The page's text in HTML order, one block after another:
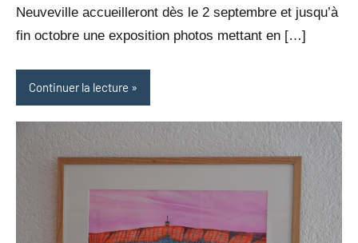
Neuveville accueilleront dès le 2 septembre et jusqu’à
fin octobre une exposition photos mettant en […]
Continuer la lecture